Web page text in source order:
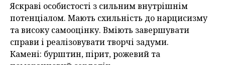
Яскраві особистості з сильним внутрішнім
потенціалом. Мають схильність до нарцисизму
та високу самооцінку. Вміють завершувати
справи і реалізовувати творчі задуми.
Камені: бурштин, пірит, рожевий та